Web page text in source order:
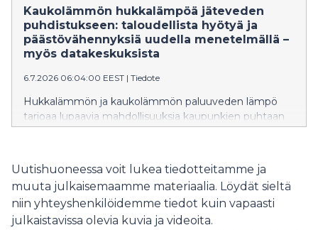
mukaan.
Kaukolämmön hukkalämpöä jäteveden
puhdistukseen: taloudellista hyötyä ja
päästövähennyksiä uudella menetelmällä –
myös datakeskuksista
6.7.2026 06:04:00 EEST | Tiedote
Hukkalämmön ja kaukolämmön paluuveden lämpö
tarjoaa lupaavia mahdollisuuksia kaupunkien puhtaan
vuosittainen liiketulos voi parhaimmillaan kasvaa lähes
40 prosenttia, samalla kun hiilidioksidipäästöt
vähenevät noin kolmanneksen.
Uutishuoneessa voit lukea tiedotteitamme ja
muuta julkaisemaamme materiaalia. Löydät sieltä
niin yhteyshenkilöidemme tiedot kuin vapaasti
julkaistavissa olevia kuvia ja videoita.